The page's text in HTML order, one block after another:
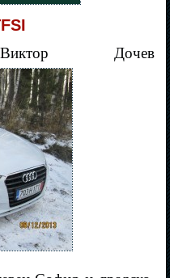
Дочев